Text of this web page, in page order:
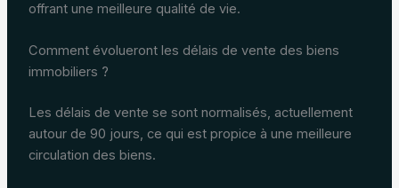
offrant une meilleure qualité de vie.
Comment évolueront les délais de vente des biens
immobiliers ?
Les délais de vente se sont normalisés, actuellement
autour de 90 jours, ce qui est propice à une meilleure
circulation des biens.